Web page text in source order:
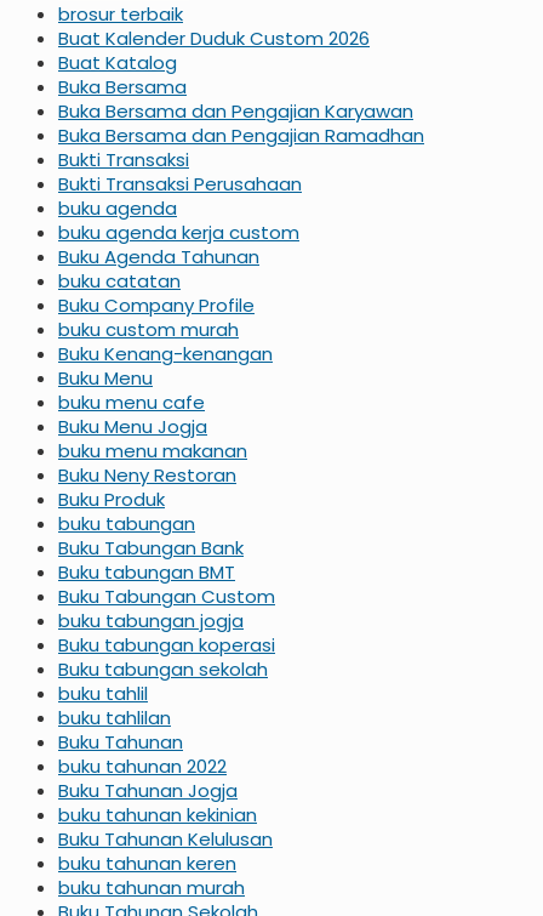
brosur terbaik
Buat Kalender Duduk Custom 2026
Buat Katalog
Buka Bersama
Buka Bersama dan Pengajian Karyawan
Buka Bersama dan Pengajian Ramadhan
Bukti Transaksi
Bukti Transaksi Perusahaan
buku agenda
buku agenda kerja custom
Buku Agenda Tahunan
buku catatan
Buku Company Profile
buku custom murah
Buku Kenang-kenangan
Buku Menu
buku menu cafe
Buku Menu Jogja
buku menu makanan
Buku Neny Restoran
Buku Produk
buku tabungan
Buku Tabungan Bank
Buku tabungan BMT
Buku Tabungan Custom
buku tabungan jogja
Buku tabungan koperasi
Buku tabungan sekolah
buku tahlil
buku tahlilan
Buku Tahunan
buku tahunan 2022
Buku Tahunan Jogja
buku tahunan kekinian
Buku Tahunan Kelulusan
buku tahunan keren
buku tahunan murah